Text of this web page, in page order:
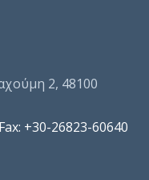
2, 48100
+30-26823-60640